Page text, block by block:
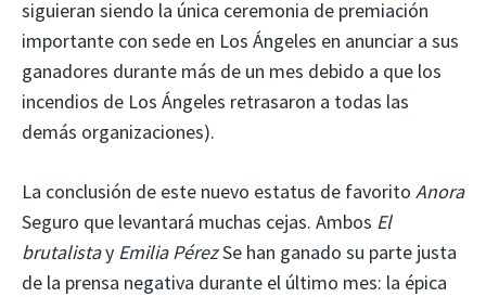
siguieran siendo la única ceremonia de premiación
importante con sede en Los Ángeles en anunciar a sus
ganadores durante más de un mes debido a que los
incendios de Los Ángeles retrasaron a todas las
demás organizaciones).
La conclusión de este nuevo estatus de favorito Anora
Seguro que levantará muchas cejas. Ambos El
brutalistay Emilia PérezSe han ganado su parte justa
de la prensa negativa durante el último mes: la épica